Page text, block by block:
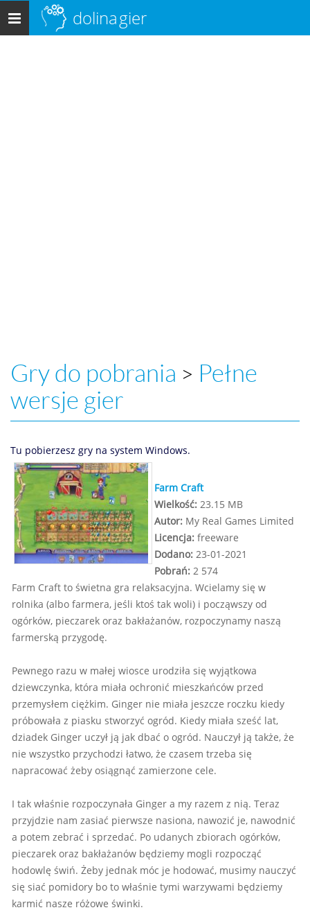
Menu
główne
dolinagier
Gry do pobrania > Pełne
wersje gier
Tu pobierzesz gry na system Windows.
Farm Craft
Wielkość: 23.15 MB
Autor: My Real Games Limited
Licencja: freeware
Dodano: 23-01-2021
Pobrań: 2 574
Farm Craft to świetna gra relaksacyjna. Wcielamy się w
rolnika (albo farmera, jeśli ktoś tak woli) i począwszy od
ogórków, pieczarek oraz bakłażanów, rozpoczynamy naszą
farmerską przygodę.
Pewnego razu w małej wiosce urodziła się wyjątkowa
dziewczynka, która miała ochronić mieszkańców przed
przemysłem ciężkim. Ginger nie miała jeszcze roczku kiedy
próbowała z piasku stworzyć ogród. Kiedy miała sześć lat,
dziadek Ginger uczył ją jak dbać o ogród. Nauczył ją także, że
nie wszystko przychodzi łatwo, że czasem trzeba się
napracować żeby osiągnąć zamierzone cele.
I tak właśnie rozpoczynała Ginger a my razem z nią. Teraz
przyjdzie nam zasiać pierwsze nasiona, nawozić je, nawodnić
a potem zebrać i sprzedać. Po udanych zbiorach ogórków,
pieczarek oraz bakłażanów będziemy mogli rozpocząć
hodowlę świń. Żeby jednak móc je hodować, musimy nauczyć
się siać pomidory bo to właśnie tymi warzywami będziemy
karmić nasze różowe świnki.